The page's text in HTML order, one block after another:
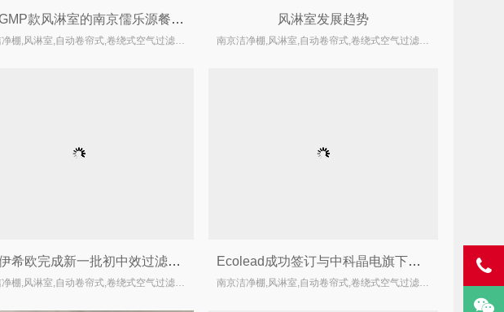
安装GMP款风淋室的南京儒乐源餐饮食品车间风淋室通过验收 风淋室发展趋势
南京伊希欧完成新一批初中效过滤、化学过滤器、卷绕式过滤器、防爆卷绕式空气过滤器的交货验收工作
南京洁净棚,风淋室,自动卷帘式,卷绕式空气过滤器厂家
Ecolead成功签订与中科晶电旗下生产子公司FFU及超高效过滤器合同
南京洁净棚,风淋室,自动卷帘式,卷绕式空气过滤器厂家